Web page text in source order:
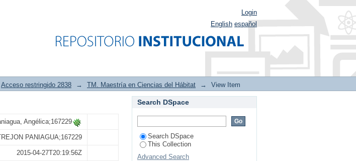
y arquitectónica de cuatro plazas del
Potosí a final del siglo XIX y principios
Login
English español
Acceso restringido 2838 → TM. Maestría en Ciencias del Hábitat → View Item
Angélica;167229
PANIAGUA;167229
2015-04-27T20:19:56Z
Search DSpace
Search DSpace
This Collection
Advanced Search